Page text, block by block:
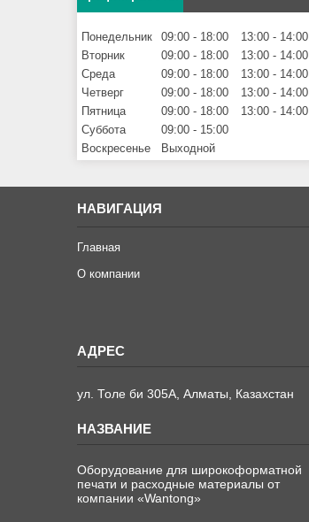
Понедельник 09:00 18:00 13:00
14:00
Вторник
09:00 18:00 13:00
14:00
Среда
09:00 18:00 13:00
14:00
Четверг
09:00 18:00 13:00
14:00
Пятница
09:00 18:00 13:00
14:00
Суббота
09:00
15:00
Воскресенье
Выходной
НАВИГАЦИЯ
Главная
О компании
ул. Толе би 305А, Алматы, Казахстан
Оборудование для широкоформатной
печати и расходные материалы от
компании «Wantong»